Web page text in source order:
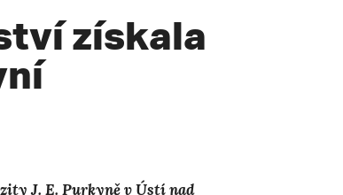
získala
J. E. Purkyně v Ústí nad